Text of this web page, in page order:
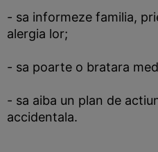
- sa informeze familia,
alergia lor;
- sa poarte o bratara
- sa aiba un plan de
accidentala.